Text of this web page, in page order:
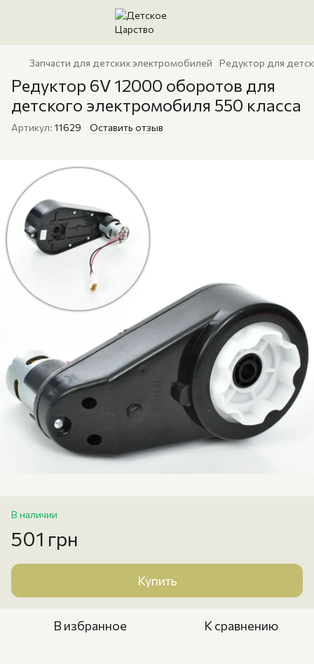
Запчасти для детских электромобилей Редуктор для
Редуктор 6V 12000 оборотов для
детского электромобиля 550 класса
Артикул: 11629 Оставить отзыв
В наличии
501 грн
Купить
В избранное К сравнению